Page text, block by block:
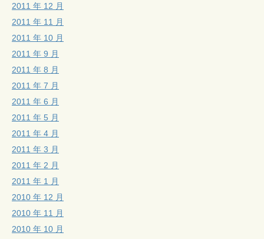
2011 年 12 月
2011 年 11 月
2011 年 10 月
2011 年 9 月
2011 年 8 月
2011 年 7 月
2011 年 6 月
2011 年 5 月
2011 年 4 月
2011 年 3 月
2011 年 2 月
2011 年 1 月
2010 年 12 月
2010 年 11 月
2010 年 10 月